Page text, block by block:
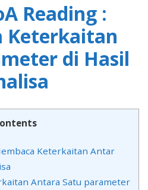
Hasil
Analisa
Reading :
Keterkaitan
di Hasil
Keterkaitan Antar
Antara Satu parameter